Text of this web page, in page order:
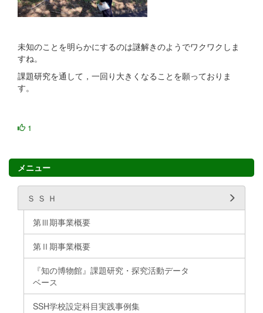
未知のことを明らかにするのは謎解きのようでワクワクしま
すね。
課題研究を通して，一回り大きくなることを願っておりま
す。
1
メニュー
Ｓ Ｓ Ｈ
第Ⅲ期事業概要
第Ⅱ期事業概要
『知の博物館』課題研究・探究活動データ
ベース
SSH学校設定科目実践事例集